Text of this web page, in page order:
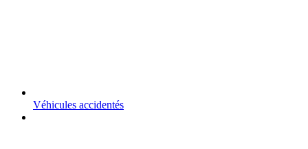
Véhicules accidentés